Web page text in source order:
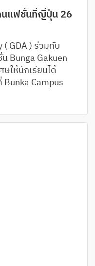
นแฟชั่นที่ญี่ปุ่น 26
( GDA ) ร่วมกับ
Bunga Gakuen
ให้นักเรียนได้
Campus